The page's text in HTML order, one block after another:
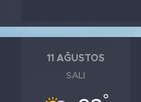
11 AĞUSTOS
SALI